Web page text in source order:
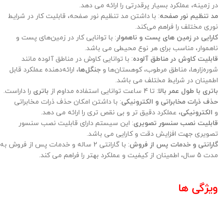
در زمینه، عملکرد بسیار پرقدرتی را ارائه می دهد.
مد تنظیم نور صفحه: با داشتن مد تنظیم نور صفحه، قابلیت کار در شرایط
نوری مختلف را فراهم می‌کند.
کارایی در زمین های پست و ناهموار: با توانایی کار در زمین‌های پست و
ناهموار، مناسب برای هر نوع محیطی می باشد.
قابلیت کاوش در مناطق آلوده: با توانایی کاوش در مناطق آلوده مانند
شوره‌زارها، مناطق مرطوب، کوهستان‌ها و جنگل‌ها، ارائه‌دهنده عملکرد قابل
اطمینان در شرایط مختلف می باشد.
باتری با طول عمر بالا: تا 4 ساعت توانایی استفاده مداوم از باتری را داراست.
حذف ذرات مخابراتی و الکترونیکی: با داشتن امکان حذف ذرات مخابراتی
و الکترونیکی، عملکرد دقیق‌ تر و بی نقص‌ تری را ارائه می دهد.
قابلیت نصب سنسور تصویری: این سیستم دارای قابلیت نصب سنسور
تصویری جهت افزایش دقت و کارایی می باشد.
گارانتی و خدمات پس از فروش
: با گارانتی 2 ساله و خدمات پس از فروش به
مدت 5 سال، اطمینان از کیفیت و عملکرد بهتر را فراهم می کند.
ویژگی ها